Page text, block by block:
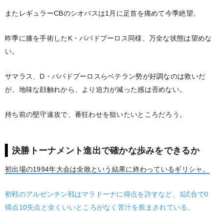
またレギュラーCBのシオバスは1月に足首を痛めて今季絶望。
昨季に膝を手術したK・パパドプーロス同様、万全な状態は望めな
い。
サマラス、D・パパドプーロスらベテラン勢が好調なのは救いだ
が、地味な顔触れから、より迫力が減った感は否めない。
持ち前の堅守速攻で、番狂わせを狙いたいところだろう。
決勝トーナメント進出で確かな歩みをできるか
初出場の1994年大会は全敗という結果に終わっているギリシャ。
初戦のアルゼンチン戦はマラドーナに得点を許すなど、3試合で0
得点10失点と全くいいところがなく苦汁を飲まされている。